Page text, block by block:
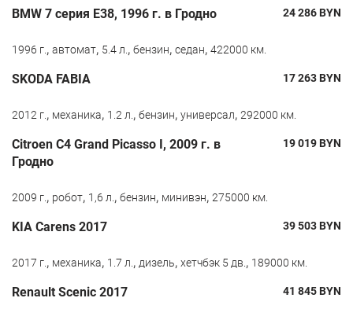
BMW 7 серия E38, 1996 г. в Гродно 24 286BYN
1996 г., автомат, 5.4 л., бензин, седан, 422000 км.
SKODA FABIA 17 263BYN
2012 г., механика, 1.2 л., бензин, универсал, 292000 км.
Citroen C4 Grand Picasso I, 2009 г. в
Гродно
19 019BYN
2009 г., робот, 1,6 л., бензин, минивэн, 275000 км.
KIA Carens 2017 39 503BYN
2017 г., механика, 1.7 л., дизель, хетчбэк 5 дв., 189000 км.
Renault Scenic 2017 41 845BYN